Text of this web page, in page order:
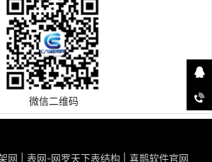
微信二维码
网 表网-网罗天下表结构 喜鹊软件官网